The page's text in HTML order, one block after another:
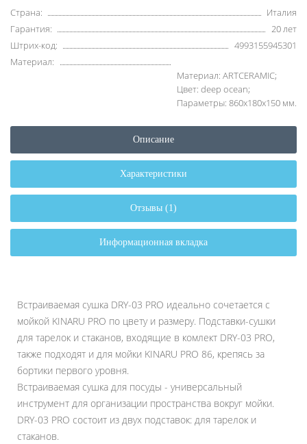
Страна:
Италия
Гарантия:
20 лет
Штрих-код:
4993155945301
Материал:
Материал: ARTCERAMIC;
Цвет: deep ocean;
Параметры: 860x180x150 мм.
Описание
Характеристики
Отзывы (1)
Информационная вкладка
Встраиваемая сушка DRY-03 PRO идеально сочетается с
мойкой KINARU PRO по цвету и размеру. Подставки-сушки
для тарелок и стаканов, входящие в комлект DRY-03 PRO,
также подходят и для мойки KINARU PRO 86, крепясь за
бортики первого уровня.
Встраиваемая сушка для посуды - универсальный
инструмент для организации пространства вокруг мойки.
DRY-03 PRO состоит из двух подставок: для тарелок и
стаканов.